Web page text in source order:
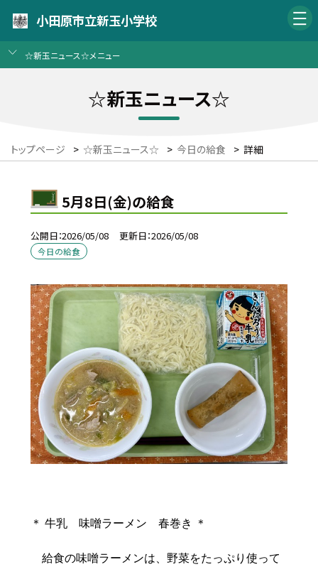
小田原市立新玉小学校
☆新玉ニュース☆メニュー
☆新玉ニュース☆
トップページ > ☆新玉ニュース☆ > 今日の給食 > 詳細
5月8日(金)の給食
公開日 2026/05/08 更新日 2026/05/08
今日の給食
＊ 牛乳 味噌ラーメン 春巻き ＊
給食の味噌ラーメンは、野菜をたっぷり使って